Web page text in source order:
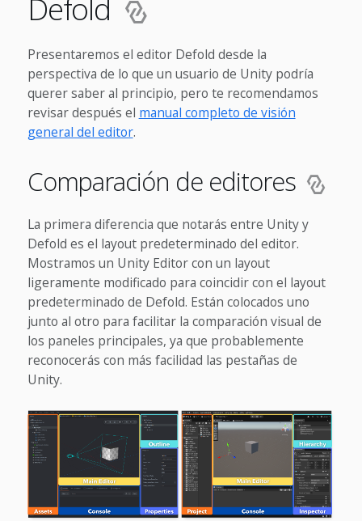
Defold
Presentaremos el editor Defold desde la
perspectiva de lo que un usuario de Unity podría
querer saber al principio, pero te recomendamos
revisar después el manual completo de visión
general del editor.
Comparación de editores
La primera diferencia que notarás entre Unity y
Defold es el layout predeterminado del editor.
Mostramos un Unity Editor con un layout
ligeramente modificado para coincidir con el layout
predeterminado de Defold. Están colocados uno
junto al otro para facilitar la comparación visual de
los paneles principales, ya que probablemente
reconocerás con más facilidad las pestañas de
Unity.